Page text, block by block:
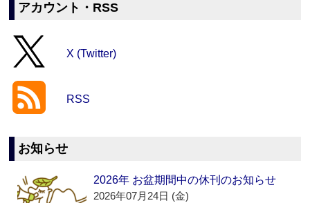
アカウント・RSS
X (Twitter)
RSS
お知らせ
2026年 お盆期間中の休刊のお知らせ
2026年07月24日 (金)